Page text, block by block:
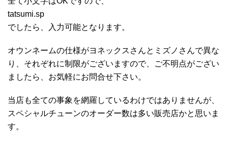
tatsumi.sp
でしたら、入力可能となります。
オウンネームの仕様がヨネックスさんとミズノさんで異な
り、それぞれに制限がございますので、ご不明点がござい
ましたら、お気軽にお問合せ下さい。
当店も全ての事象を網羅しているわけではありませんが、
スペシャルチューンのオーダー数は多い販売店かと思いま
す。